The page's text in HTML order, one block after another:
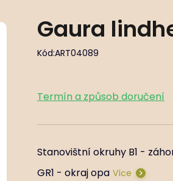
Gaura
Kód:ART04089
Termín a způsob doručení
Stanovištní okruhy B1 -
GR1 - okraj opa Více